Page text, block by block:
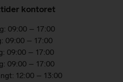
kontoret
09:00 – 17:00
09:00 – 17:00
09:00 – 17:00
09:00 – 17:00
12:00 – 13:00